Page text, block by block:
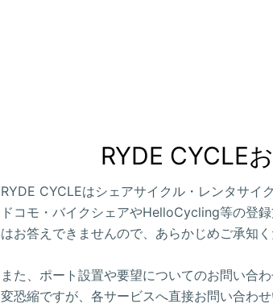
RYDE CYCLE
RYDE CYCLEはシェアサイクル・レンタサイ
ドコモ・バイクシェアやHelloCycling等の登
はお答えできませんので、あらかじめご承知く
また、ポート設置や要望についてのお問い合
変恐縮ですが、各サービスへ直接お問い合わ